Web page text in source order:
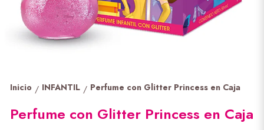
Inicio / INFANTIL / Perfume con Glitter Princess en Caja
Perfume con Glitter Princess en Caja